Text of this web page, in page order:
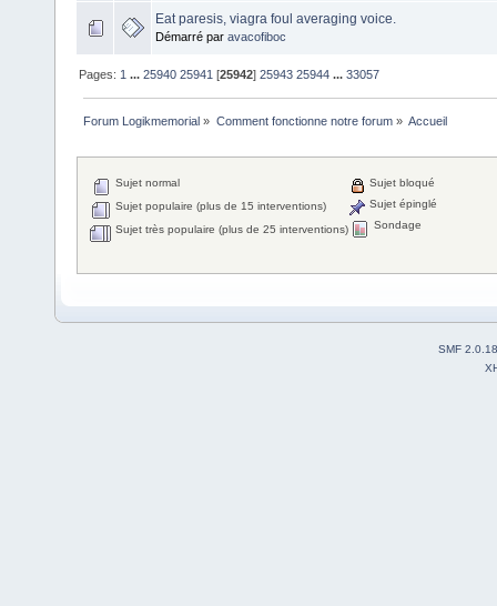
Eat paresis, viagra foul averaging voice.
Démarré par avacofiboc
Pages: 1 ...25940 25941 [25942]25943 25944 ...33057
Forum Logikmemorial » Comment fonctionne notre forum» Accueil
Sujet normal
Sujet populaire (plus de 15 interventions)
Sujet très populaire (plus de 25 interventions)
Sujet bloqué
Sujet épinglé
Sondage
SMF 2.0.18